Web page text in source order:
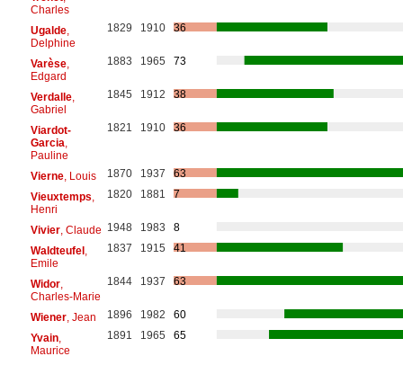
Charles
Ugalde,
Delphine
1829 1910 36
Varèse,
Edgard
1883 1965 73
Verdalle,
Gabriel
1845 1912 38
Viardot-
Garcia
Pauline
1821 1910 36
Vierne, Louis 1870 1937
63
Vieuxtemps
Henri
1820 1881 7
Vivier, Claude 1948 1983
8
Waldteufel,
Emile
1837 1915 41
Widor,
Charles-Marie
1844 1937 63
Wiener, Jean 1896 1982
60
Yvain,
Maurice
1891 1965 65